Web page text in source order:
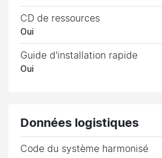
CD de ressources
Oui
Guide d'installation rapide
Oui
Données logistiques
Code du système harmonisé